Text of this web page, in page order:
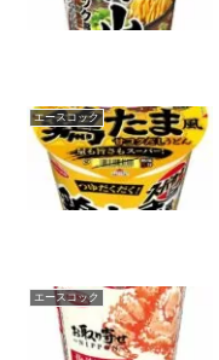
エースコック
エースコック